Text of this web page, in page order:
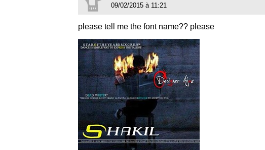
09/02/2015 à 11:21
please tell me the font name?? please